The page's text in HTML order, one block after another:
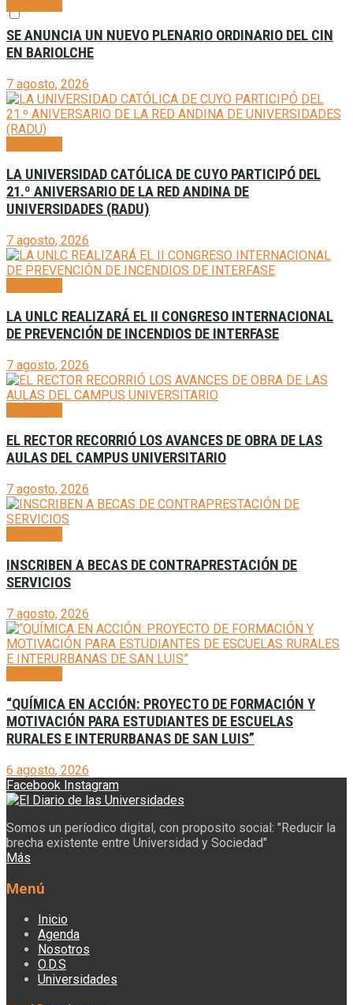
SE ANUNCIA UN NUEVO PLENARIO ORDINARIO DEL CIN
EN BARIOLCHE
7 agosto, 2026
LA UNIVERSIDAD CATÓLICA DE CUYO PARTICIPÓ DEL
21.º ANIVERSARIO DE LA RED ANDINA DE
UNIVERSIDADES (RADU)
7 agosto, 2026
LA UNLC REALIZARÁ EL II CONGRESO INTERNACIONAL
DE PREVENCIÓN DE INCENDIOS DE INTERFASE
7 agosto, 2026
EL RECTOR RECORRIÓ LOS AVANCES DE OBRA DE LAS
AULAS DEL CAMPUS UNIVERSITARIO
7 agosto, 2026
INSCRIBEN A BECAS DE CONTRAPRESTACIÓN DE
SERVICIOS
7 agosto, 2026
“QUÍMICA EN ACCIÓN: PROYECTO DE FORMACIÓN Y
MOTIVACIÓN PARA ESTUDIANTES DE ESCUELAS
RURALES E INTERURBANAS DE SAN LUIS”
6 agosto, 2026
Facebook Instagram
Somos un períodico digital, con proposito social: "Reducir la
brecha existente entre Universidad y Sociedad"
Más
Menú
Inicio
Agenda
Nosotros
O.D.S
Universidades